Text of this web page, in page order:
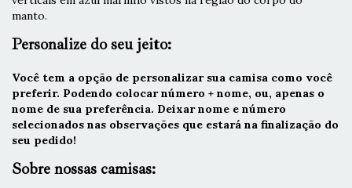
manto.
Personalize do seu jeito:
Você tem a opção de personalizar sua camisa como você
preferir. Podendo colocar número + nome, ou, apenas o
nome de sua preferência. Deixar nome e número
selecionados nas observações que estará na finalização do
seu pedido!
Sobre nossas camisas: